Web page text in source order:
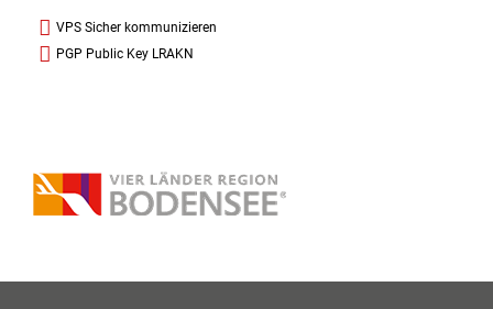
VPS Sicher kommunizieren
PGP Public Key LRAKN